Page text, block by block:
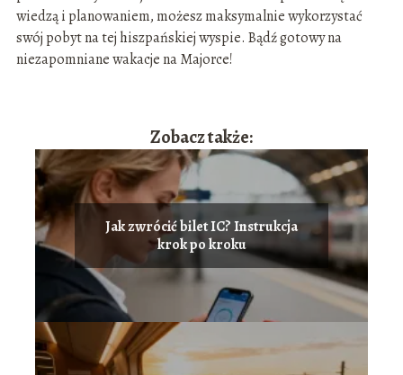
wiedzą i planowaniem, możesz maksymalnie wykorzystać
swój pobyt na tej hiszpańskiej wyspie. Bądź gotowy na
niezapomniane wakacje na Majorce!
Zobacz także:
Jak zwrócić bilet IC? Instrukcja
krok po kroku